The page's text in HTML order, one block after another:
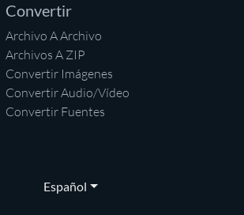
Convertir
Archivo A Archivo
Archivos A ZIP
Convertir Imágenes
Convertir Audio/Vídeo
Convertir Fuentes
Español